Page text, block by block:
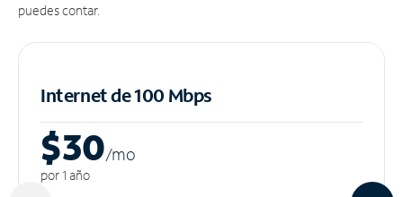
puedes contar.
Internet de 100 Mbps
$30/mo
por 1 año